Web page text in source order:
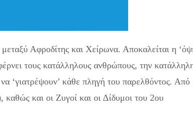
Αφροδίτης και Χείρωνα. Αποκαλείται η
τους κατάλληλους ανθρώπους, την
‘γιατρέψουν’ κάθε πληγή του παρελθόντος. Από
και οι Ζυγοί και οι Δίδυμοι του 2ου